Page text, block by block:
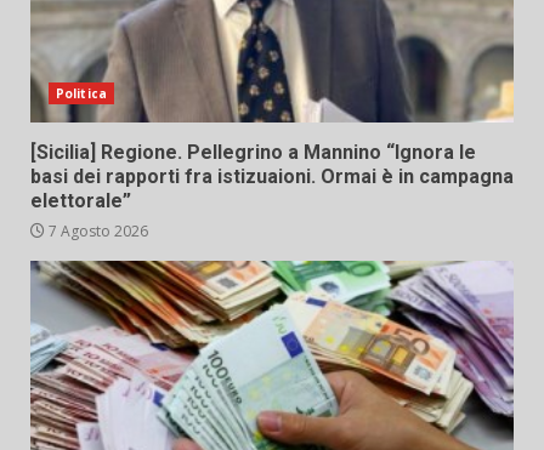
Politica
[Sicilia] Regione. Pellegrino a Mannino “Ignora le
basi dei rapporti fra istizuaioni. Ormai è in campagna
elettorale”
7 Agosto 2026